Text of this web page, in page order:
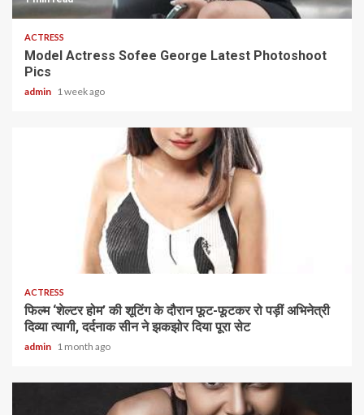
ACTRESS
Model Actress Sofee George Latest Photoshoot
Pics
admin 1 week ago
ACTRESS
फिल्म ‘शेल्टर होम’ की शूटिंग के दौरान फूट-फूटकर रो पड़ीं अभिनेत्री
दिव्या त्यागी, दर्दनाक सीन ने झकझोर दिया पूरा सेट
admin 1 month ago